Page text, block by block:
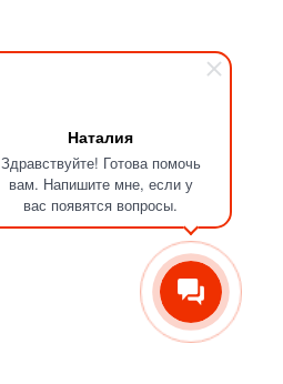
Наталия
Здравствуйте! Готова помочь
вам. Напишите мне, если у
вас появятся вопросы.